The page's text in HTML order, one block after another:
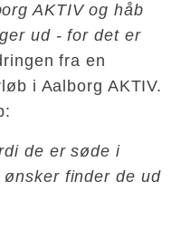
AKTIV og håb
ud - for det er
fra en
i Aalborg AKTIV.
de er søde i
finder de ud